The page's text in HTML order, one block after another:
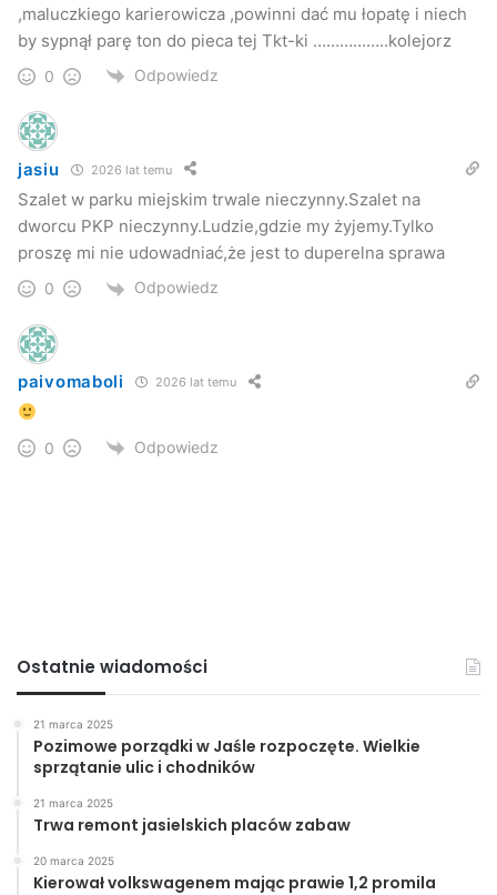
,maluczkiego karierowicza ,powinni dać mu łopatę i niech
by sypnął parę ton do pieca tej Tkt-ki ……………..kolejorz
0 Odpowiedz
jasiu 2026 lat temu
Szalet w parku miejskim trwale nieczynny.Szalet na
dworcu PKP nieczynny.Ludzie,gdzie my żyjemy.Tylko
proszę mi nie udowadniać,że jest to duperelna sprawa
0 Odpowiedz
paivomaboli 2026 lat temu
0 Odpowiedz
Ostatnie wiadomości
21 marca 2025
Pozimowe porządki w Jaśle rozpoczęte. Wielkie
sprzątanie ulic i chodników
21 marca 2025
Trwa remont jasielskich placów zabaw
20 marca 2025
Kierował volkswagenem mając prawie 1,2 promila